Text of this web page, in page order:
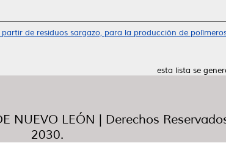
de residuos sargazo, para la producción de
esta lista se
NUEVO LEÓN | Derechos
2030.